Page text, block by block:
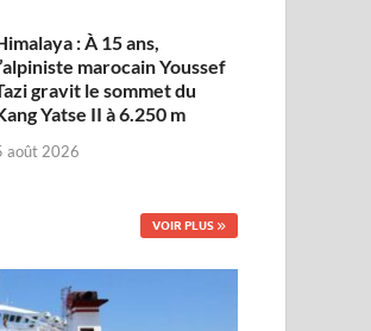
: À 15 ans,
marocain Youssef
gravit le sommet du
Yatse II à 6.250 m
août 2026
VOIR PLUS